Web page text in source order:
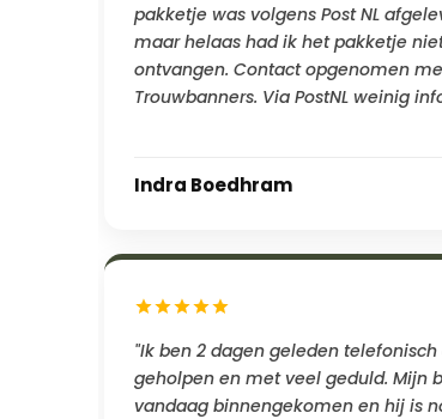
pakketje was volgens Post NL
maar helaas had ik het pakketje
ontvangen. Contact opgenomen
Trouwbanners. Via PostNL weinig
Indra Boedhram
"Ik ben 2 dagen geleden
geholpen en met veel geduld. Mijn
vandaag binnengekomen en hij is